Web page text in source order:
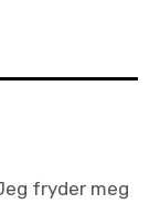
fryder meg